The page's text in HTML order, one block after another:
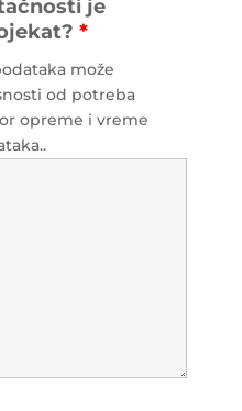
je
*
može
od potreba
opreme i vreme